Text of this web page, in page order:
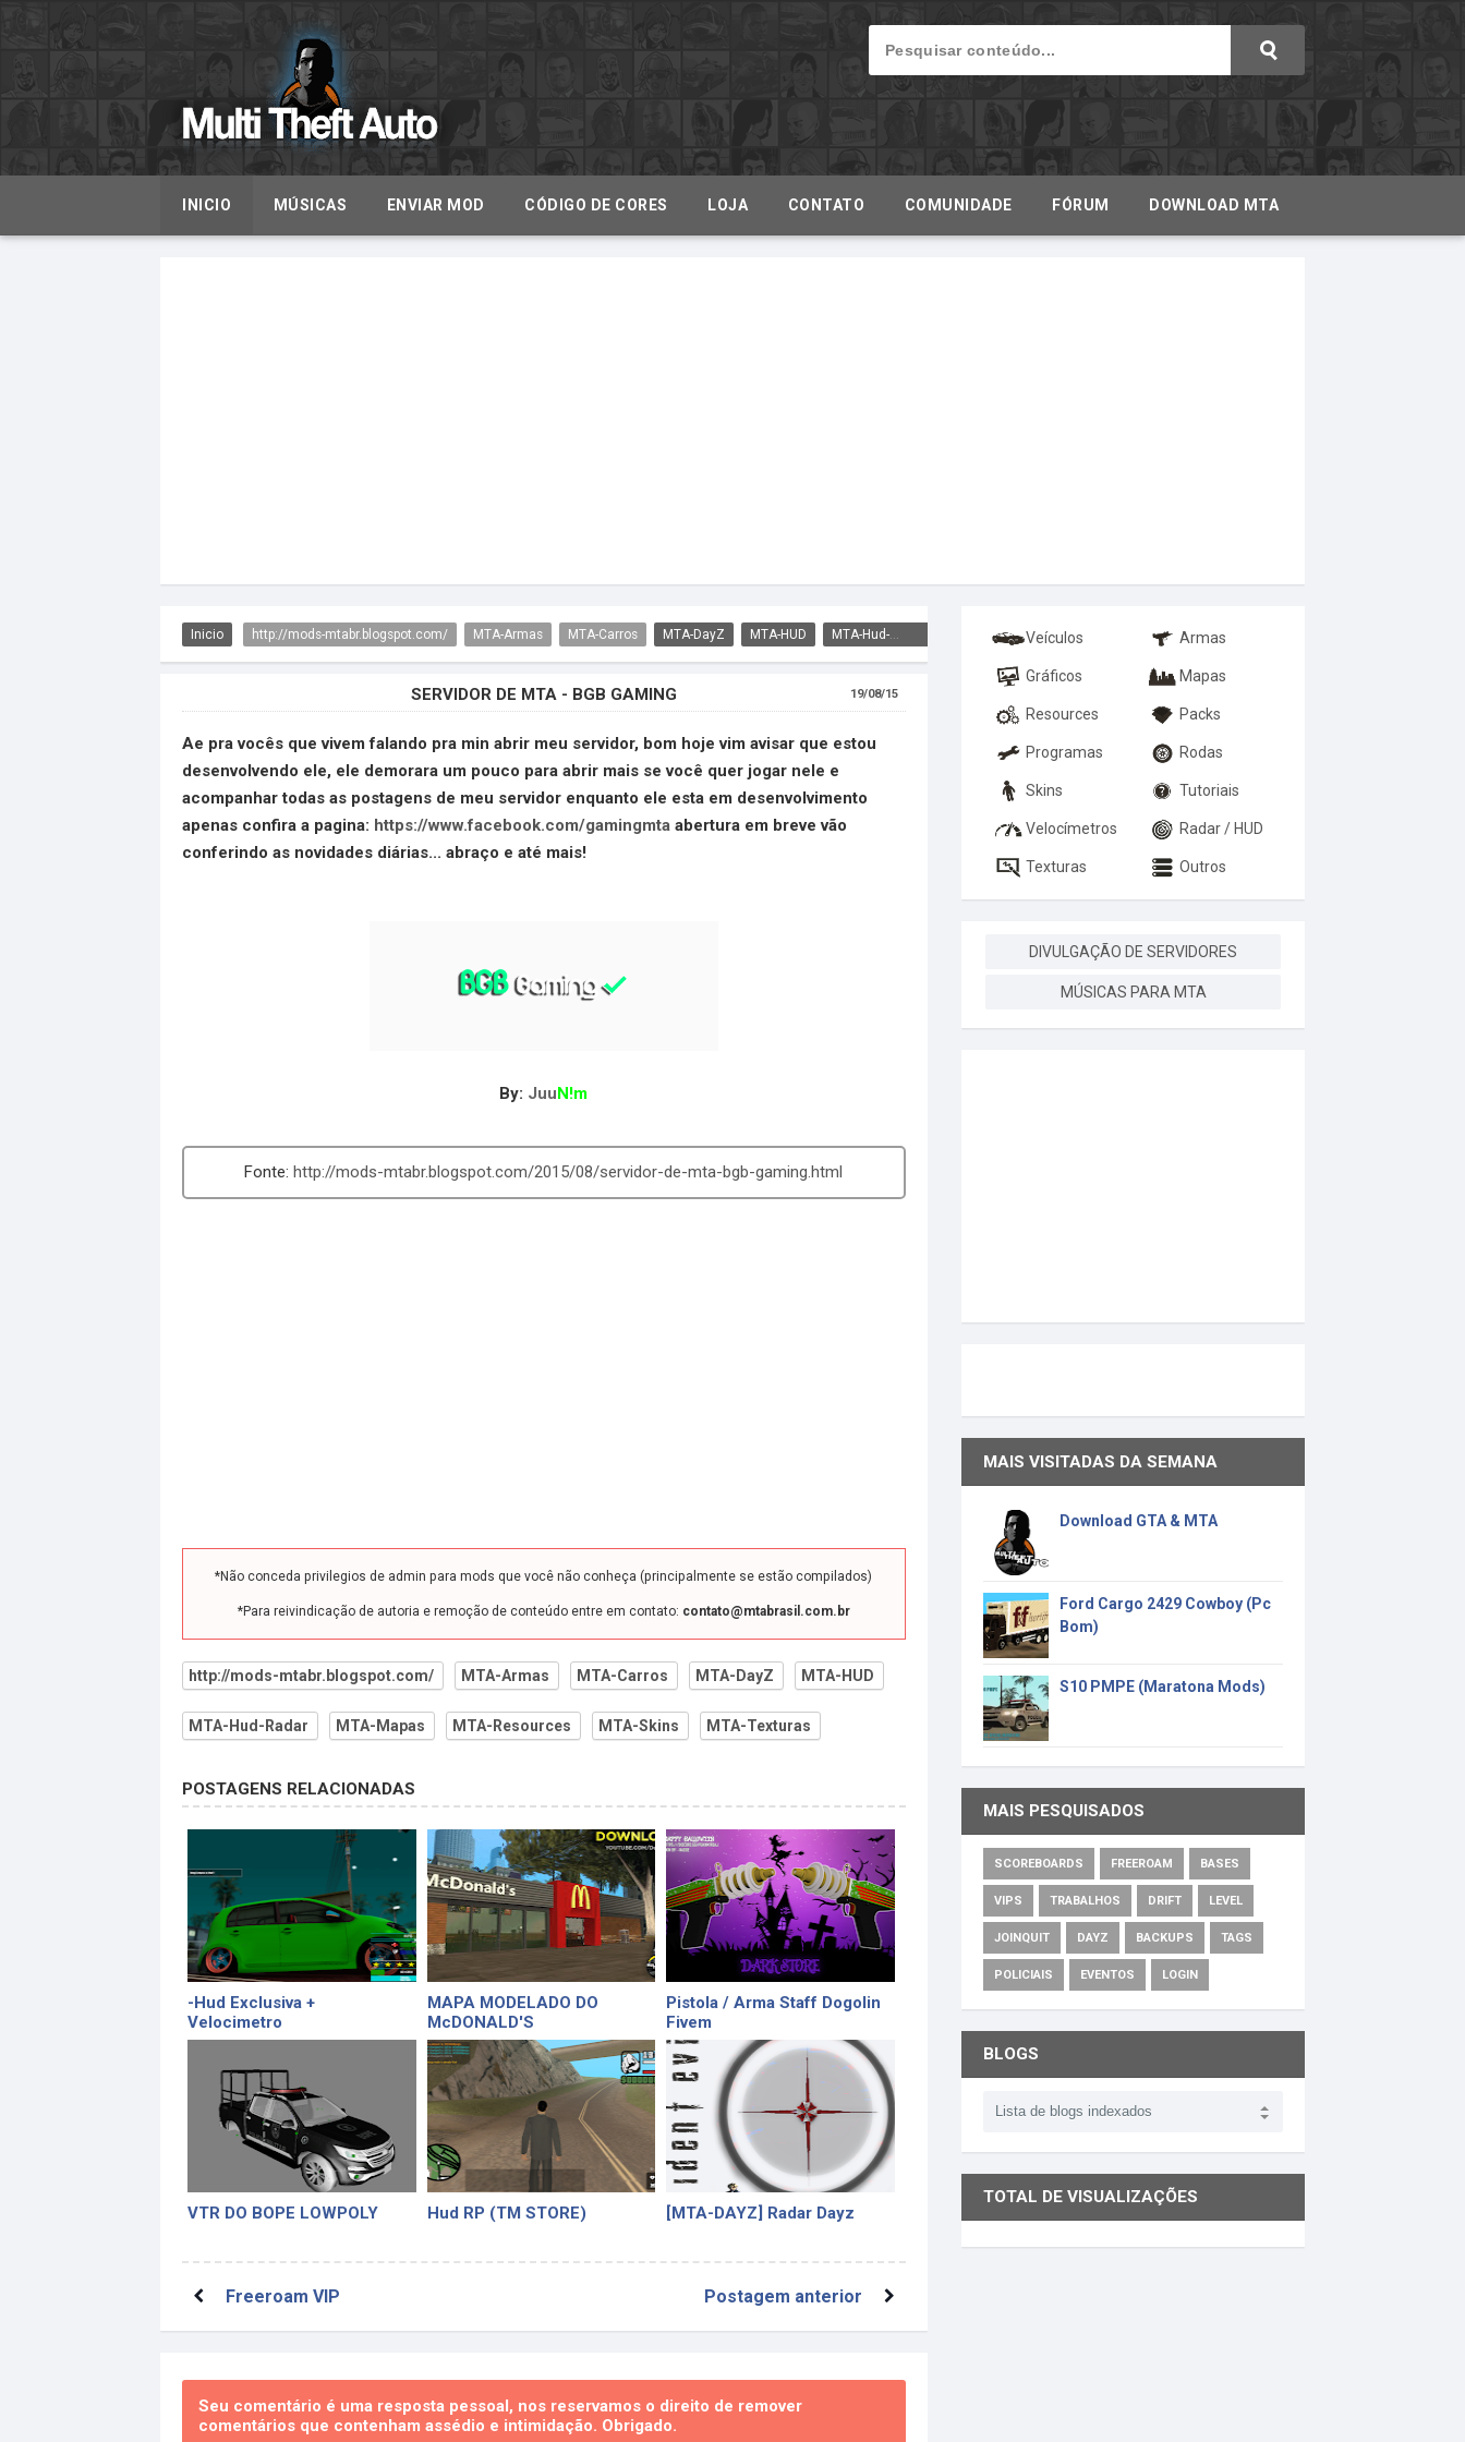
INICIO MÚSICAS ENVIAR MOD CÓDIGO DE CORES LOJA CONTATO COMUNIDADE FÓRUM DOWNLOAD MTA
Inicio http://mods-mtabr.blogspot.com/ MTA-Armas MTA-Carros MTA-DayZ MTA-HUD MTA-Hud-Radar MTA-Mapas MTA-Resources MTA-Skins
SERVIDOR DE MTA - BGB GAMING 19/08/15
Ae pra vocês que vivem falando pra min abrir meu servidor, bom hoje vim avisar que estou
desenvolvendo ele, ele demorara um pouco para abrir mais se você quer jogar nele e
acompanhar todas as postagens de meu servidor enquanto ele esta em desenvolvimento
apenas confira a pagina: https://www.facebook.com/gamingmta abertura em breve vão
conferindo as novidades diárias... abraço e até mais!
By: JuuN!m
http://mods-mtabr.blogspot.com/2015/08/servidor-de-mta-bgb-gaming.html
*Não conceda privilegios de admin para mods que você não conheça (principalmente se estão compilados)
*Para reivindicação de autoria e remoção de conteúdo entre em contato: contato@mtabrasil.com.br
http://mods-mtabr.blogspot.com/ MTA-Armas MTA-Carros MTA-DayZ MTA-HUD
MTA-Hud-Radar MTA-Mapas MTA-Resources MTA-Skins MTA-Texturas
POSTAGENS RELACIONADAS
-Hud Exclusiva +
Velocimetro
MAPA MODELADO DO
McDONALD'S
Pistola / Arma Staff Dogolin
Fivem
VTR DO BOPE LOWPOLY Hud RP (TM STORE) [MTA-DAYZ] Radar Dayz
Freeroam VIP Postagem anterior
Seu comentário é uma resposta pessoal, nos reservamos o direito de remover
comentários que contenham assédio e intimidação. Obrigado.
Veículos Armas
Gráficos Mapas
Resources Packs
Programas Rodas
Skins Tutoriais
Velocímetros Radar / HUD
Texturas Outros
DIVULGAÇÃO DE SERVIDORES
MÚSICAS PARA MTA
MAIS VISITADAS DA SEMANA
Download GTA & MTA
Ford Cargo 2429 Cowboy (Pc
Bom)
S10 PMPE (Maratona Mods)
MAIS PESQUISADOS
SCOREBOARDS FREEROAM BASES
VIPS TRABALHOS DRIFT LEVEL
JOINQUIT DAYZ BACKUPS TAGS
POLICIAIS EVENTOS LOGIN
BLOGS
TOTAL DE VISUALIZAÇÕES